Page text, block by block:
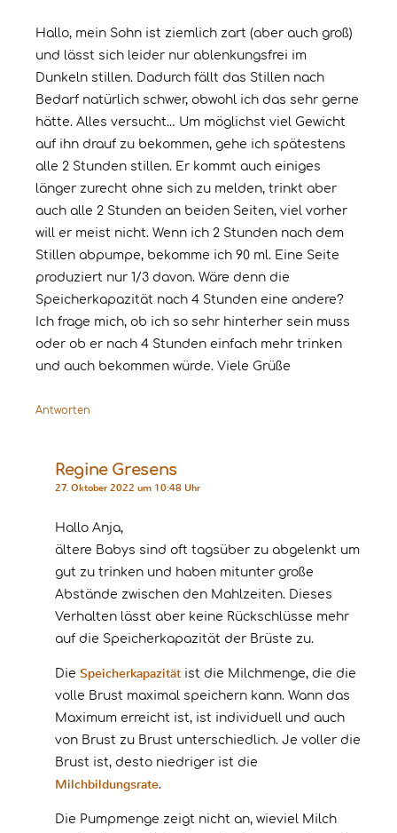
Hallo, mein Sohn ist ziemlich zart (aber auch groß)
und lässt sich leider nur ablenkungsfrei im
Dunkeln stillen. Dadurch fällt das Stillen nach
Bedarf natürlich schwer, obwohl ich das sehr gerne
hätte. Alles versucht… Um möglichst viel Gewicht
auf ihn drauf zu bekommen, gehe ich spätestens
alle 2 Stunden stillen. Er kommt auch einiges
länger zurecht ohne sich zu melden, trinkt aber
auch alle 2 Stunden an beiden Seiten, viel vorher
will er meist nicht. Wenn ich 2 Stunden nach dem
Stillen abpumpe, bekomme ich 90 ml. Eine Seite
produziert nur 1/3 davon. Wäre denn die
Speicherkapazität nach 4 Stunden eine andere?
Ich frage mich, ob ich so sehr hinterher sein muss
oder ob er nach 4 Stunden einfach mehr trinken
und auch bekommen würde. Viele Grüße
Antworten
Regine Gresens
27. Oktober 2022 um 10:48 Uhr
Hallo Anja,
ältere Babys sind oft tagsüber zu abgelenkt um
gut zu trinken und haben mitunter große
Abstände zwischen den Mahlzeiten. Dieses
Verhalten lässt aber keine Rückschlüsse mehr
auf die Speicherkapazität der Brüste zu.
Die Speicherkapazität ist die Milchmenge, die die
volle Brust maximal speichern kann. Wann das
Maximum erreicht ist, ist individuell und auch
von Brust zu Brust unterschiedlich. Je voller die
Brust ist, desto niedriger ist die
Milchbildungsrate.
Die Pumpmenge zeigt nicht an, wieviel Milch